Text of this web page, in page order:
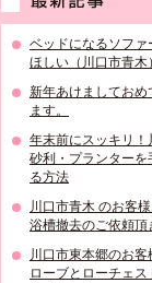
ベッドになるソファ
ほしい（川口市青木）
新年あけましておめ
ます。
年末前にスッキリ！
砂利・プランターを
る方法
川口市青木 のお客
浴槽撤去のご依頼頂
川口市東本郷のお客
ローブとローチェ